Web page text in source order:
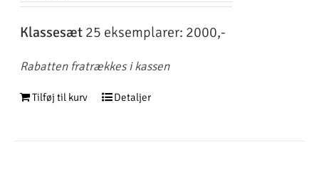
Klassesæt 25 eksemplarer: 2000,-
Rabatten fratrækkes i kassen
Tilføj til kurv Detaljer